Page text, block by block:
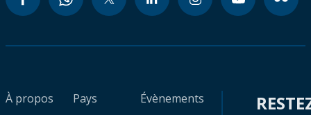
À propos
Pays
Évènements